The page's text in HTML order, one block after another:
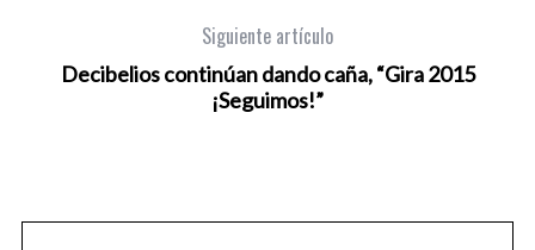
Siguiente artículo
Decibelios continúan dando caña, “Gira 2015
¡Seguimos!”